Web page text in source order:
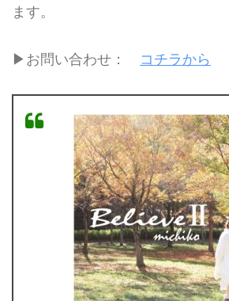
ます。
▶お問い合わせ： コチラから